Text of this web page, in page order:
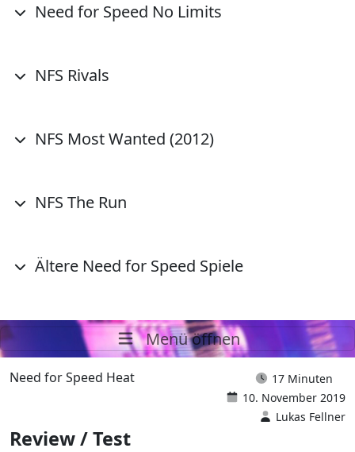
Need for Speed No Limits
NFS Rivals
NFS Most Wanted (2012)
NFS The Run
Ältere Need for Speed Spiele
Menü öffnen
Need for Speed Heat
17 Minuten
10. November 2019
Lukas Fellner
Review / Test